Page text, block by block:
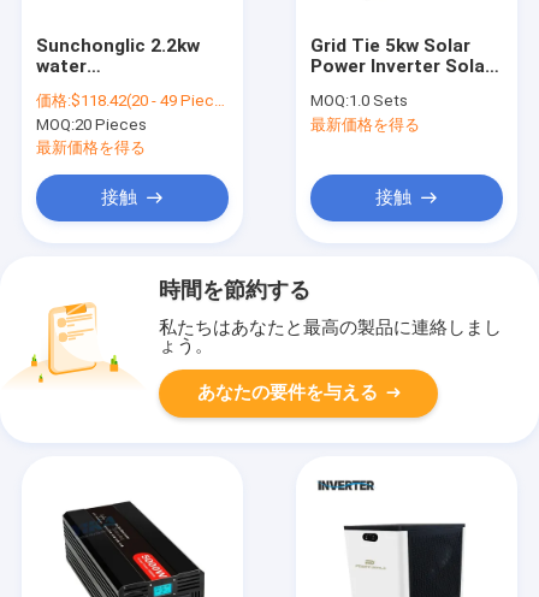
Sunchonglic 2.2kw
water
water supply system
single phase 220V
vfd inverter solar
controller for
agriculture irrigation
価格:$118.42(20 - 49 Pieces) $109.31(50 - 99 Pieces) $100.20(>=100 Pieces)
MOQ:20 Pieces
最新価格を得る
接触
Grid Tie 5kw Solar
Power Inverter Solar
415/378/143
MOQ:1.0 Sets
最新価格を得る
接触
時間を節約する
私たちはあなたと最高の製品に連絡しまし
ょう。
あなたの要件を与える